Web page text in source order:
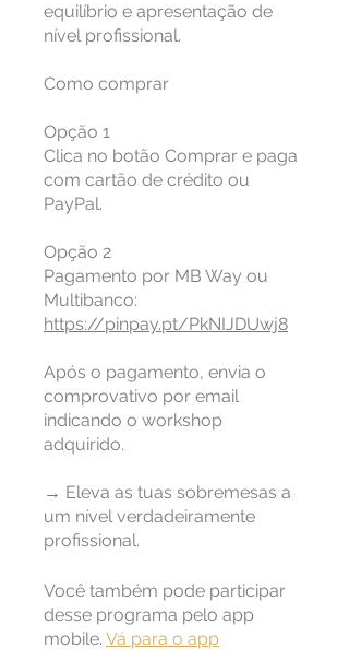
equilíbrio e apresentação de
nível profissional.
Como comprar
Opção 1
Clica no botão Comprar e paga
com cartão de crédito ou
PayPal.
Opção 2
Pagamento por MB Way ou
https://pinpay.pt/PkNIJDUwj8
Após o pagamento, envia o
comprovativo por email
indicando o workshop
adquirido.
→ Eleva as tuas sobremesas a
um nível verdadeiramente
profissional.
Você também pode participar
desse programa pelo app
mobile. Vá para o app